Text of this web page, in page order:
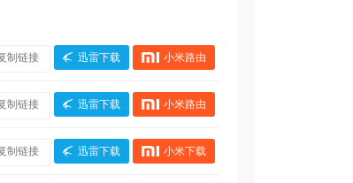
制链接 迅雷下载 小米路由
制链接 迅雷下载 小米路由
制链接 迅雷下载 小米下载